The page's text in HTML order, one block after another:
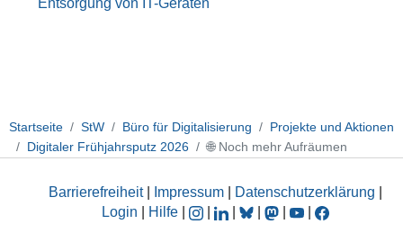
Startseite StW Büro für Digitalisierung
Projekte und Aktionen
Digitaler Frühjahrsputz 2026
🌐 Noch mehr Aufräumen
Barrierefreiheit| Impressum Datenschutzerklärung
Login
Hilfe